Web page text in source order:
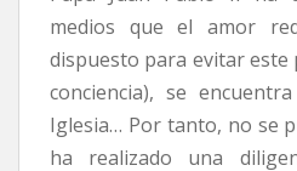
medios que el amor
dispuesto para evitar este
conciencia), se
Iglesia… Por tanto, no se
ha realizado una